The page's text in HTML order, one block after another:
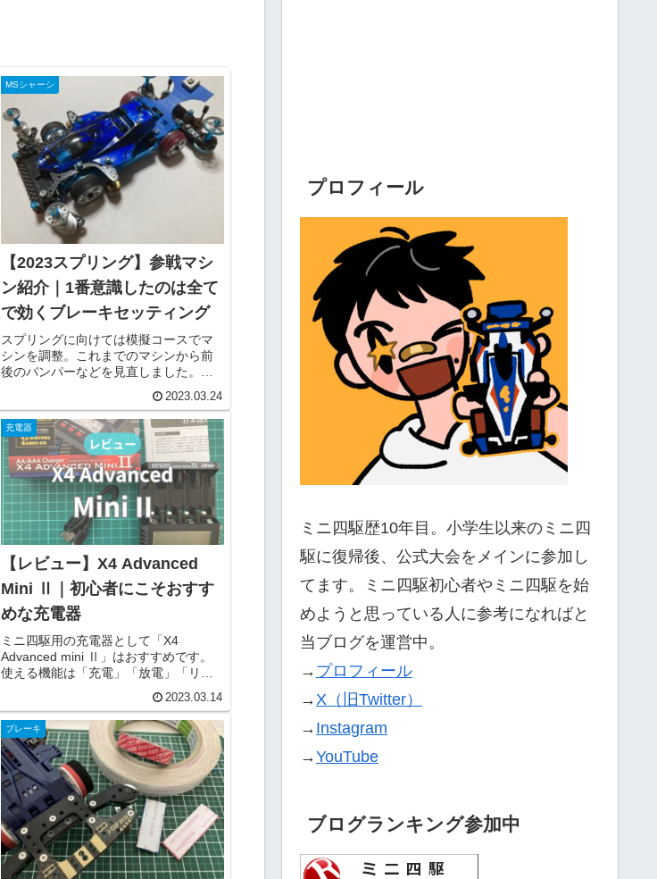
MSシャーシ
【2023スプリング】参戦マシ
ン紹介｜1番意識したのは全て
で効くブレーキセッティング
スプリングに向けては模擬コースでマ
シンを調整。これまでのマシンから前
後のバンパーなどを見直しました。段
番の走りを見ても間違ってはいなかっ
た変更。しかし当日の弱気なブレーキ
セッティングが敗因となってしまいま
した。
2023.03.24
充電器
【レビュー】X4 Advanced
Mini Ⅱ｜初心者にこそおすす
めな充電器
ミニ四駆用の充電器として「X4
Advanced mini Ⅱ」はおすすめです。
使える機能は「充電」「放電」「リフ
としては物足りないですが、大きさも
コンパクトなため、初心者にこそおす
すめの1台になっています。
2023.03.14
ブレーキ
プロフィール
ミニ四駆歴10年目。小学生以来のミニ四
駆に復帰後、公式大会をメインに参加し
てます。ミニ四駆初心者やミニ四駆を始
めようと思っている人に参考になればと
当ブログを運営中。
→ プロフィール
→X（旧Twitter）
→ Instagram
→YouTube
ブログランキング参加中